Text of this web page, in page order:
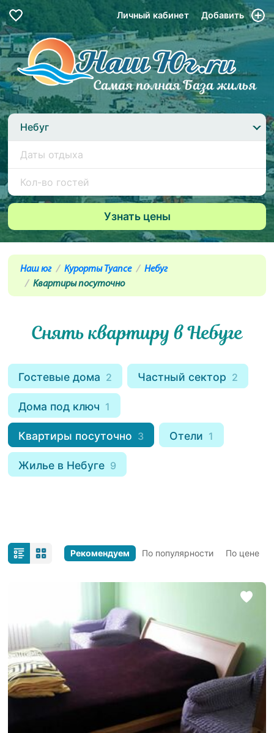
Личный кабинет Добавить
Небуг
Наш юг Курорты Туапсе
Небуг
Квартиры посуточно
Снять квартиру в Небуге
Гостевые дома 2 Частный сектор 2
Дома под ключ 1
Квартиры посуточно 3 Отели 1
Жилье в Небуге 9
Рекомендуем По популярности По цене